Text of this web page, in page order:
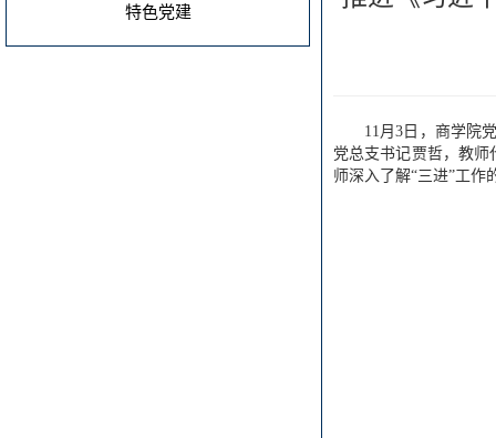
特色党建
11月3日，商学院
党总支书记贾哲，教师
师深入了解“三进”工作